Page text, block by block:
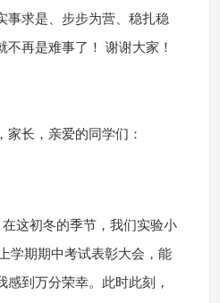
事求是、步步为营、稳扎稳
再是难事了！ 谢谢大家！
家长，亲爱的同学们：
这初冬的季节，我们实验小
学期期中考试表彰大会，能
到万分荣幸。此时此刻，